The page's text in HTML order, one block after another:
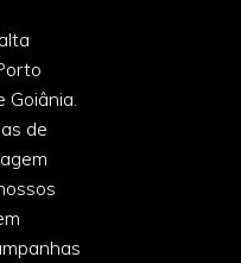
Goiânia.
de